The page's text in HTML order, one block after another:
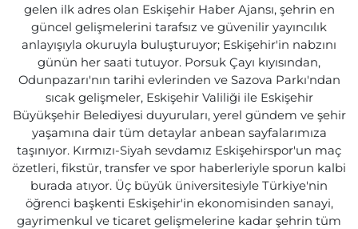
gelen ilk adres olan Eskişehir Haber Ajansı, şehrin en
güncel gelişmelerini tarafsız ve güvenilir yayıncılık
anlayışıyla okuruyla buluşturuyor; Eskişehir'in nabzını
günün her saati tutuyor. Porsuk Çayı kıyısından,
Odunpazarı'nın tarihi evlerinden ve Sazova Parkı'ndan
sıcak gelişmeler, Eskişehir Valiliği ile Eskişehir
Büyükşehir Belediyesi duyuruları, yerel gündem ve şehir
yaşamına dair tüm detaylar anbean sayfalarımıza
taşınıyor. Kırmızı-Siyah sevdamız Eskişehirspor'un maç
özetleri, fikstür, transfer ve spor haberleriyle sporun kalbi
burada atıyor. Üç büyük üniversitesiyle Türkiye'nin
öğrenci başkenti Eskişehir'in ekonomisinden sanayi,
gayrimenkul ve ticaret gelişmelerine kadar şehrin tüm